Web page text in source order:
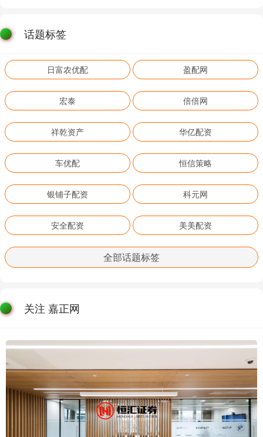
话题标签
日富农优配 盈配网
宏泰 倍倍网
祥乾资产 华亿配资
车优配 恒信策略
银铺子配资 科元网
安全配资 美美配资
全部话题标签
关注 嘉正网